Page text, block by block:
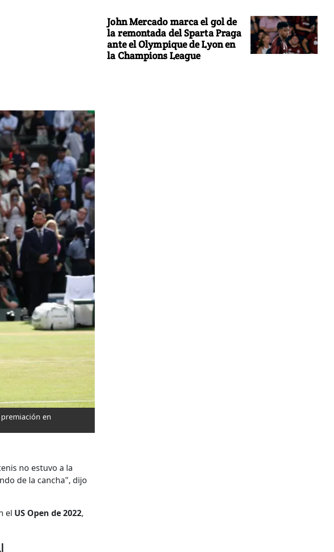
en
no estuvo a la
de la cancha", dijo
el US Open de 2022,
John Mercado marca el gol de
la remontada del Sparta Praga
ante el Olympique de Lyon en
la Champions League